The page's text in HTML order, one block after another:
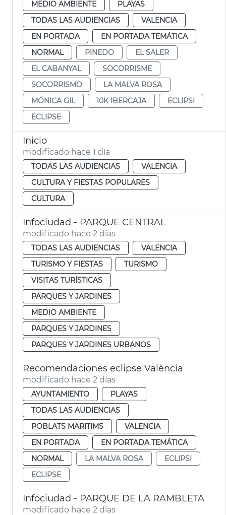
MEDIO AMBIENTE
PLAYAS
TODAS LAS AUDIENCIAS
VALENCIA
EN PORTADA
EN PORTADA TEMÁTICA
NORMAL
PINEDO
EL SALER
EL CABANYAL
SOCORRISME
SOCORRISMO
LA MALVA ROSA
MÓNICA GIL
10K IBERCAJA
ECLIPSI
ECLIPSE
Inicio
modificado hace 1 día
TODAS LAS AUDIENCIAS
VALENCIA
CULTURA Y FIESTAS POPULARES
CULTURA
Infociudad - PARQUE CENTRAL
modificado hace 2 días
TODAS LAS AUDIENCIAS
VALENCIA
TURISMO Y FIESTAS
TURISMO
VISITAS TURÍSTICAS
PARQUES Y JARDINES
MEDIO AMBIENTE
PARQUES Y JARDINES
PARQUES Y JARDINES URBANOS
Recomendaciones eclipse València
modificado hace 2 días
AYUNTAMIENTO
PLAYAS
TODAS LAS AUDIENCIAS
POBLATS MARITIMS
VALENCIA
EN PORTADA
EN PORTADA TEMÁTICA
NORMAL
LA MALVA ROSA
ECLIPSI
ECLIPSE
Infociudad - PARQUE DE LA RAMBLETA
modificado hace 2 días